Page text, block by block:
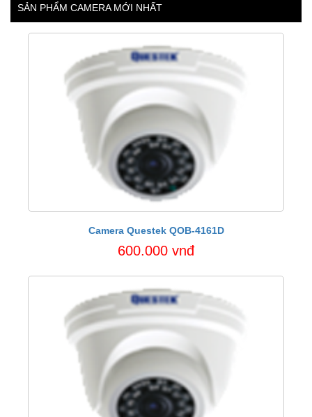
SẢN PHẨM CAMERA MỚI NHẤT
Camera Questek QOB-4161D
600.000 vnđ